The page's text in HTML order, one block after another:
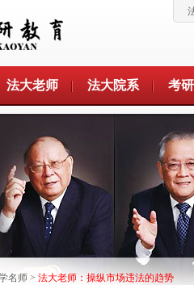
法大老师 法大院系 考
名师 > 法大老师：操纵市场违法的趋势